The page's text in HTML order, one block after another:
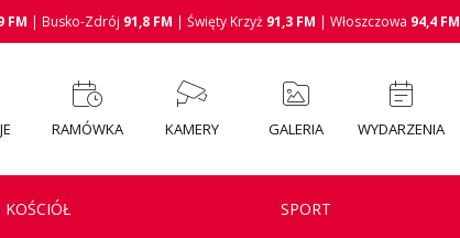
FM | Busko-Zdrój 91,8 FM | Święty Krzyż 91,3 FM | Włoszczowa 94,4 FM
RAMÓWKA KAMERY GALERIA WYDARZENIA
KOŚCIÓŁ SPORT